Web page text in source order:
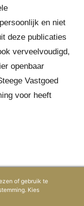
en niet
deze publicaties
verveelvoudigd,
openbaar
Vastgoed
voor heeft
of gebruik te
Kies